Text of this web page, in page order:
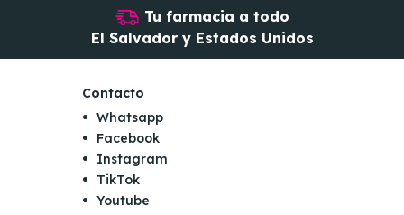
Tu farmacia a todo
El Salvador y Estados Unidos
Contacto
Whatsapp
Facebook
Instagram
TikTok
Youtube